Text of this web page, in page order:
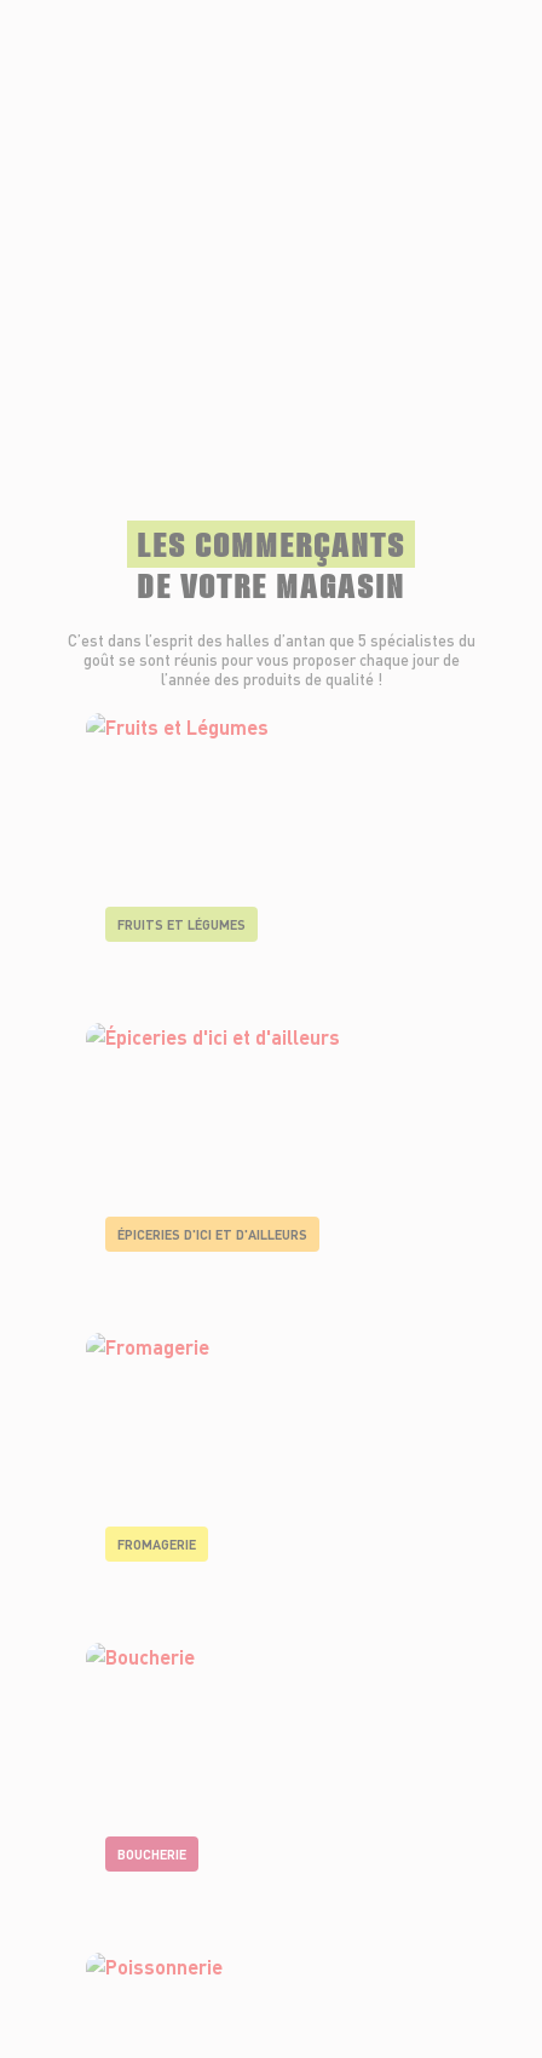
LES COMMERÇANTS
DE VOTRE MAGASIN
C’est dans l’esprit des halles d’antan que 5 spécialistes du
goût se sont réunis pour vous proposer chaque jour de
l’année des produits de qualité !
FRUITS ET LÉGUMES
ÉPICERIES D'ICI ET D'AILLEURS
FROMAGERIE
BOUCHERIE